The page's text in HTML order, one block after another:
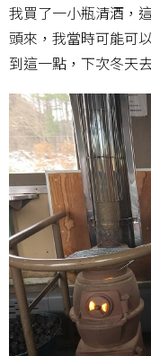
我買了一小瓶清酒，
頭來，我當時可能可
到這一點，下次冬天